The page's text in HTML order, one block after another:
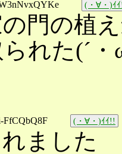
(・∀・)ｲ
門の植
れた(´
FfCQbQ8F (・∀・)ｲｲ!!
ました